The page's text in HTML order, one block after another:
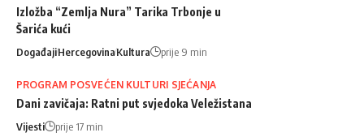
Izložba “Zemlja Nura” Tarika Trbonje u
Šarića kući
DogađajiHercegovinaKultura prije 9 min
PROGRAM POSVEĆEN KULTURI SJEĆANJA
Dani zavičaja: Ratni put svjedoka Veležistana
Vijesti prije 17 min